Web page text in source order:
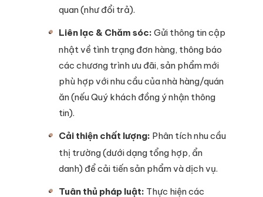
quan (như đổi trả).
Liên lạc & Chăm sóc: Gửi thông tin cập
nhật về tình trạng đơn hàng, thông báo
các chương trình ưu đãi, sản phẩm mới
phù hợp với nhu cầu của nhà hàng/quán
ăn (nếu Quý khách đồng ý nhận thông
tin).
Cải thiện chất lượng: Phân tích nhu cầu
thị trường (dưới dạng tổng hợp, ẩn
danh) để cải tiến sản phẩm và dịch vụ.
Tuân thủ pháp luật: Thực hiện các